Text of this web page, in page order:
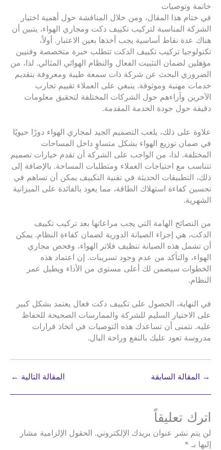
خاتمة وتوصيات
في ختام هذا المقال، ومن خلال المناقشة حول أهمية اختيار
الشركة المناسبة لتركيب تكييف دكت ومجاري الهواء، يتبين أن
هناك عدة نقاط أساسية يجب أخذها بعين الاعتبار. أولاً،
تكنولوجيا تركيب تكييف الدكت تتطلب خبرة متخصصة وفنيين
مؤهلين لضمان التثبيت الفعال والنظام الهوائي المثالي. لذا، من
الضروري البحث عن شركة ذات سمعة طيبة ومعروفة بتقديم
خدمات مهنية وموثوقة. ينبغي على العملاء تقييم تجارب
الآخرين وآراءهم حول الشركات المختلفة لتحقيق معلومات
دقيقة حول جودة الخدمة المقدمة.
علاوة على ذلك، يلعب التصميم الجيد لمجاري الهواء دورًا حيويًا
في ضمان توزيع الهواء بشكل متساوٍ داخل المساحات
المختلفة. لذا، من الواجب على الشركة أن تقدم خيارات تصميم
تتناسب مع احتياجات العملاء ومتطلبات المساحة. بالإضافة إلى
ذلك، التطبيقات الحديثة في تقنية التكييف يمكن أن تساهم في
تحسين كفاءة استهلاك الطاقة، مما يعود بالفائدة على الميزانية
الشهرية.
من النصائح الهامة التي يجب مراعاتها بعد تركيب تكييف
الدكت، هي إجراء الصيانة الدورية لضمان كفاءة النظام. يمكن
أن تشمل هذه الصيانة تنظيف فلاتر الهواء، وفحص مجاري
الهواء، والتأكد من عدم وجود تسريبات. إن اعتماد هذه
الخطوات سيضمن لك أعلى مستوى من الأداء ويطيل عمر
النظام.
في النهاية، الحصول على تكييف دكت فعال يعتمد بشكل كبير
على الاختيار السليم للشركة والممارسات الصحيحة للحفاظ
عليه. نتمنى أن تساعدك هذه التوصيات في اتخاذ قرارات
مدروسة تعود عليك بالنفع وراحة البال.
→ المقالة السابقة المقالة التالية ←
اترك تعليقاً
لن يتم نشر عنوان بريدك الإلكتروني.
الحقول الإلزامية مشار
إليها بـ *